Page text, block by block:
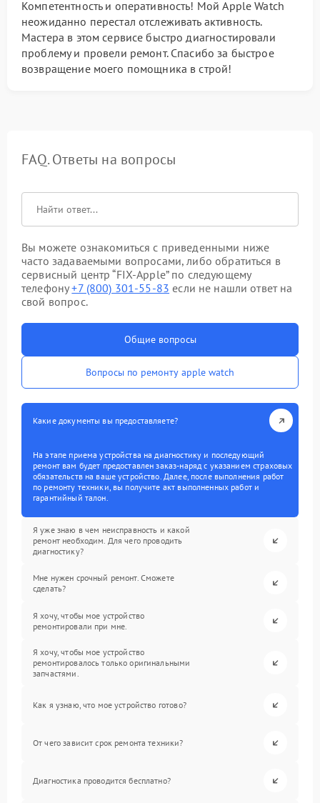
Компетентность и оперативность! Мой Apple Watch
неожиданно перестал отслеживать активность.
Мастера в этом сервисе быстро диагностировали
проблему и провели ремонт. Спасибо за быстрое
возвращение моего помощника в строй!
FAQ. Ответы на вопросы
Вы можете ознакомиться с приведенными ниже
часто задаваемыми вопросами, либо обратиться в
сервисный центр “FIX-Apple” по следующему
телефону+7 (800) 301-55-83 если не нашли ответ на
свой вопрос.
Общие вопросы
Вопросы по ремонту apple watch
Какие документы вы предоставляете?
На этапе приема устройства на диагностику и последующий
ремонт вам будет предоставлен заказ-наряд с указанием страховых
обязательств на ваше устройство. Далее, после выполнения работ
по ремонту техники, вы получите акт выполненных работ и
гарантийный талон.
Я уже знаю в чем неисправность и какой
ремонт необходим. Для чего проводить
диагностику?
Мне нужен срочный ремонт. Сможете
сделать?
Я хочу, чтобы мое устройство
ремонтировали при мне.
Я хочу, чтобы мое устройство
ремонтировалось только оригинальными
запчастями.
Как я узнаю, что мое устройство готово?
От чего зависит срок ремонта техники?
Диагностика проводится бесплатно?